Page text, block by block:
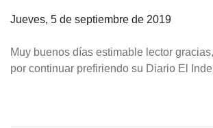
Jueves, 5 de septiembre de 2019
Muy buenos días estimable lector
por continuar prefiriendo su Diario El